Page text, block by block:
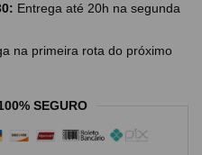
Entrega até 20h na segunda
na primeira rota do próximo
SEGURO